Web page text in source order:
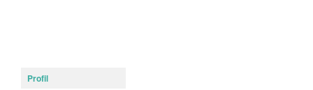
Profil